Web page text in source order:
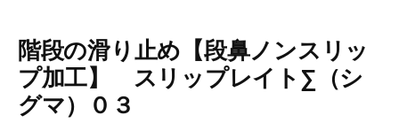
階段の滑り止め【段鼻ノンスリッ
プ加工】 スリップレイト∑（シ
グマ）０３